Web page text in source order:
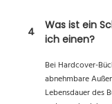
4
Was ist ein
ich einen?
Bei Hardcover-
abnehmbare
Lebensdauer des